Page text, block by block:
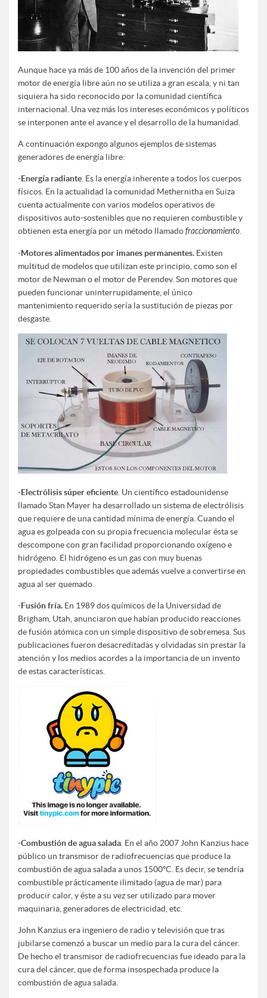
Aunque hace ya más de 100 años de la invención del primer
motor de energía libre aún no se utiliza a gran escala, y ni tan
siquiera ha sido reconocido por la comunidad científica
internacional. Una vez más los intereses económicos y políticos
se interponen ante el avance y el desarrollo de la humanidad.
A continuación expongo algunos ejemplos de sistemas
generadores de energía libre:
-Energía radiante . Es la energía inherente a todos los cuerpos
físicos. En la actualidad la comunidad Methernitha en Suiza
cuenta actualmente con varios modelos operativos de
dispositivos auto-sostenibles que no requieren combustible y
obtienen esta energía por un método llamadofraccionamiento
-Motores alimentados por imanes permanentes. Existen
multitud de modelos que utilizan este principio, como son el
motor de Newman o el motor de Perendev. Son motores que
pueden funcionar uninterrupidamente, el único
mantenimiento requerido sería la sustitución de piezas por
desgaste.
-Electrólisis súper eficiente. Un científico estadounidense
llamado Stan Mayer ha desarrollado un sistema de electrólisis
que requiere de una cantidad mínima de energía. Cuando el
agua es golpeada con su propia frecuencia molecular ésta se
descompone con gran facilidad proporcionando oxígeno e
hidrógeno. El hidrógeno es un gas con muy buenas
propiedades combustibles que además vuelve a convertirse en
agua al ser quemado.
-Fusión fría. En 1989 dos químicos de la Universidad de
Brigham, Utah, anunciaron que habían producido reacciones
de fusión atómica con un simple dispositivo de sobremesa. Sus
publicaciones fueron desacreditadas y olvidadas sin prestar la
atención y los medios acordes a la importancia de un invento
de estas características.
-Combustión de agua salada. En el año 2007 John Kanzius hace
público un transmisor de radiofrecuencias que produce la
combustión de agua salada a unos 1500ºC. Es decir, se tendría
combustible prácticamente ilimitado (agua de mar) para
producir calor, y éste a su vez ser utilizado para mover
maquinaria, generadores de electricidad, etc.
John Kanzius era ingeniero de radio y televisión que tras
jubilarse comenzó a buscar un medio para la cura del cáncer.
De hecho el transmisor de radiofrecuencias fue ideado para la
cura del cáncer, que de forma insospechada produce la
combustión de agua salada.